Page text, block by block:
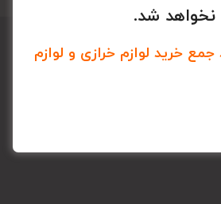
نخواهد شد.
خرید لوازم خرازی و لوازم